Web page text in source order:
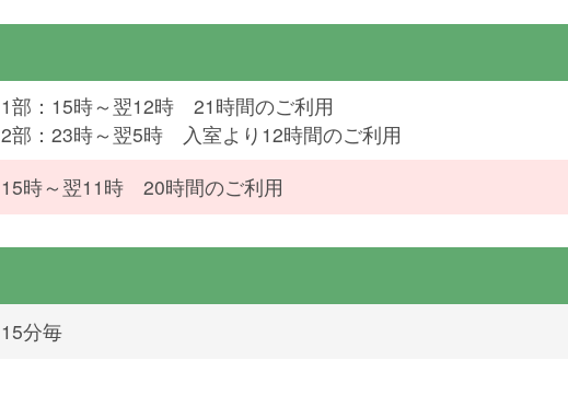
1部：15時～翌12時 21時間のご利用
2部：23時～翌5時 入室より12時間のご利用
15時～翌11時 20時間のご利用
15分毎